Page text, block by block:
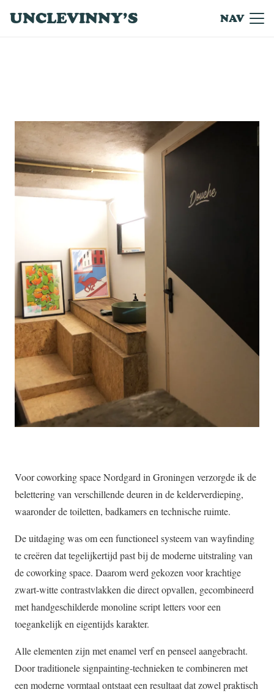
UNCLEVINNY’S NAV
Voor coworking space Nordgard in Groningen verzorgde ik de
belettering van verschillende deuren in de kelderverdieping,
waaronder de toiletten, badkamers en technische ruimte.
De uitdaging was om een functioneel systeem van wayfinding
te creëren dat tegelijkertijd past bij de moderne uitstraling van
de coworking space. Daarom werd gekozen voor krachtige
zwart-witte contrastvlakken die direct opvallen, gecombineerd
met handgeschilderde monoline script letters voor een
toegankelijk en eigentijds karakter.
Alle elementen zijn met enamel verf en penseel aangebracht.
Door traditionele signpainting-technieken te combineren met
een moderne vormtaal ontstaat een resultaat dat zowel praktisch